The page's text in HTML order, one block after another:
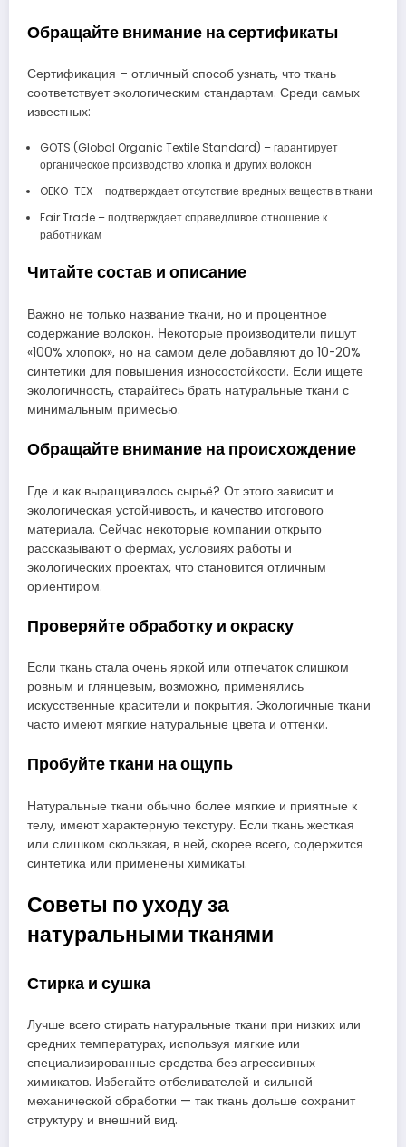
Обращайте внимание на сертификаты
Сертификация – отличный способ узнать, что ткань
соответствует экологическим стандартам. Среди самых
известных:
GOTS (Global Organic Textile Standard) – гарантирует
органическое производство хлопка и других волокон
OEKO-TEX – подтверждает отсутствие вредных веществ в ткани
Fair Trade – подтверждает справедливое отношение к
работникам
Читайте состав и описание
Важно не только название ткани, но и процентное
содержание волокон. Некоторые производители пишут
«100% хлопок», но на самом деле добавляют до 10-20%
синтетики для повышения износостойкости. Если ищете
экологичность, старайтесь брать натуральные ткани с
минимальным примесью.
Обращайте внимание на происхождение
Где и как выращивалось сырьё? От этого зависит и
экологическая устойчивость, и качество итогового
материала. Сейчас некоторые компании открыто
рассказывают о фермах, условиях работы и
экологических проектах, что становится отличным
ориентиром.
Проверяйте обработку и окраску
Если ткань стала очень яркой или отпечаток слишком
ровным и глянцевым, возможно, применялись
искусственные красители и покрытия. Экологичные ткани
часто имеют мягкие натуральные цвета и оттенки.
Пробуйте ткани на ощупь
Натуральные ткани обычно более мягкие и приятные к
телу, имеют характерную текстуру. Если ткань жесткая
или слишком скользкая, в ней, скорее всего, содержится
синтетика или применены химикаты.
Советы по уходу за
натуральными тканями
Стирка и сушка
Лучше всего стирать натуральные ткани при низких или
средних температурах, используя мягкие или
специализированные средства без агрессивных
химикатов. Избегайте отбеливателей и сильной
механической обработки — так ткань дольше сохранит
структуру и внешний вид.